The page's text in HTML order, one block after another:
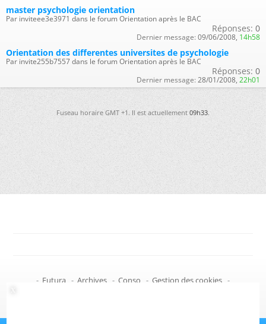
master psychologie orientation
Par inviteee3e3971 dans le forum Orientation après le BAC
Réponses: 0
Dernier message: 09/06/2008, 14h58
Orientation des differentes universites de psychologie
Par invite255b7557 dans le forum Orientation après le BAC
Réponses: 0
Dernier message: 28/01/2008, 22h01
Fuseau horaire GMT +1. Il est actuellement09h33.
- Futura - Archives - Conso - Gestion des cookies -